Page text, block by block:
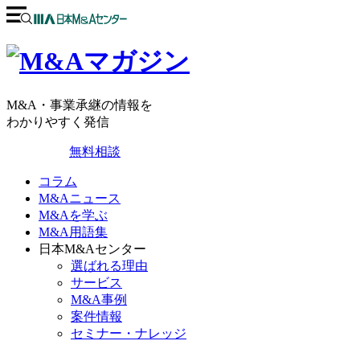
M&A・事業承継の情報を
わかりやすく発信
無料相談
コラム
M&Aニュース
M&Aを学ぶ
M&A用語集
日本M&Aセンター
選ばれる理由
サービス
M&A事例
案件情報
セミナー・ナレッジ